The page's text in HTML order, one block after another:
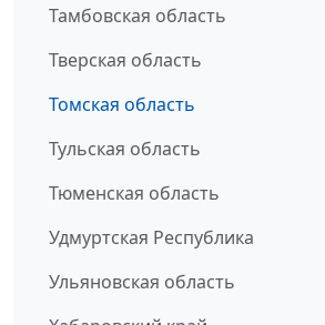
Тамбовская область
Тверская область
Томская область
Тульская область
Тюменская область
Удмуртская Республика
Ульяновская область